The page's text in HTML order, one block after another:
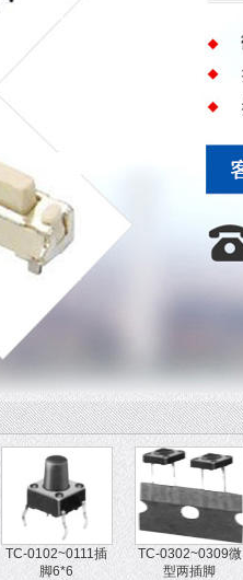
TC-0102~0111插
脚6*6
TC-0302~0309微
型两插脚